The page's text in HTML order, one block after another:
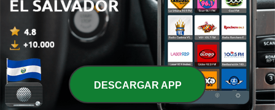
24시간 찬양방송-와우씨씨
엠
와우씨씨엠 보이는라디오
DESCARGAR APP